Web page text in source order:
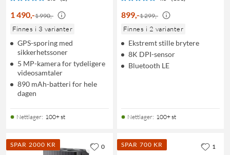
1 490,-1 990,-
Finnes i 3 varianter
GPS-sporing med
sikkerhetssoner
5 MP-kamera for tydeligere
videosamtaler
890 mAh-batteri for hele
dagen
Nettlager: 100+ st
899,-1 299,-
Finnes i 2 varianter
Ekstremt stille brytere
8K DPI-sensor
Bluetooth LE
Nettlager: 100+ st
SPAR 2000 KR 0 SPAR 700 KR 1